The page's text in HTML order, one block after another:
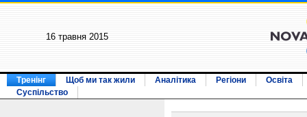
16 травня 2015
Тренінг Щоб ми так жили Аналітика Регіони
Освіта
Суспільство